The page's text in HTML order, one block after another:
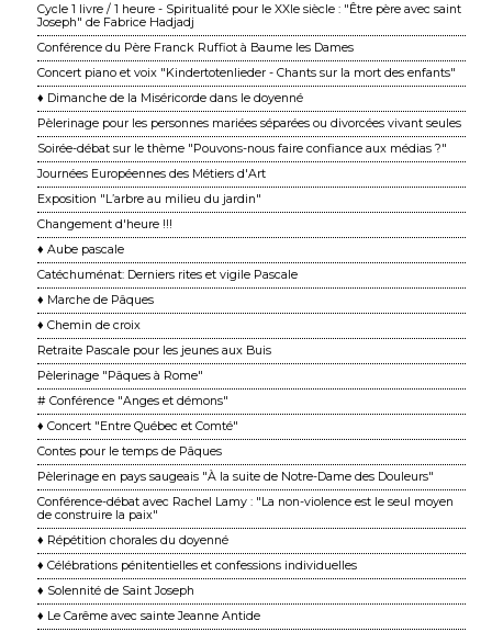
Cycle 1 livre / 1 heure - Spiritualité pour le XXIe siècle : "Être père avec saint
Joseph" de Fabrice Hadjadj
Conférence du Père Franck Ruffiot à Baume les Dames
Concert piano et voix "Kindertotenlieder - Chants sur la mort des enfants"
♦ Dimanche de la Miséricorde dans le doyenné
Pèlerinage pour les personnes mariées séparées ou divorcées vivant seules
Soirée-débat sur le thème "Pouvons-nous faire confiance aux médias ?"
Journées Européennes des Métiers d'Art
Exposition "L’arbre au milieu du jardin"
Changement d'heure !!!
♦ Aube pascale
Catéchuménat: Derniers rites et vigile Pascale
♦ Marche de Pâques
♦ Chemin de croix
Retraite Pascale pour les jeunes aux Buis
Pèlerinage "Pâques à Rome"
# Conférence "Anges et démons"
♦ Concert "Entre Québec et Comté"
Contes pour le temps de Pâques
Pèlerinage en pays saugeais "À la suite de Notre-Dame des Douleurs"
Conférence-débat avec Rachel Lamy : "La non-violence est le seul moyen
de construire la paix"
♦ Répétition chorales du doyenné
♦ Célébrations pénitentielles et confessions individuelles
♦ Solennité de Saint Joseph
♦ Le Carême avec sainte Jeanne Antide